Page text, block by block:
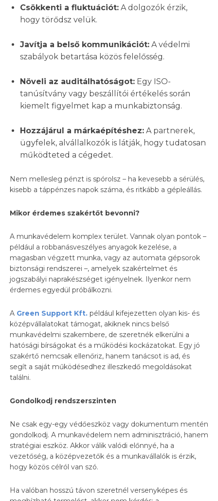
Csökkenti a fluktuációt: A dolgozók érzik,
hogy törődsz velük.
Javítja a belső kommunikációt: A védelmi
szabályok betartása közös felelősség.
Növeli az auditálhatóságot: Egy ISO-
tanúsítvány vagy beszállítói értékelés során
kiemelt figyelmet kap a munkabiztonság.
Hozzájárul a márkaépítéshez: A partnerek,
ügyfelek, alvállalkozók is látják, hogy tudatosan
működteted a cégedet.
Nem mellesleg pénzt is spórolsz – ha kevesebb a sérülés,
kisebb a táppénzes napok száma, és ritkább a gépleállás.
Mikor érdemes szakértőt bevonni?
A munkavédelem komplex terület. Vannak olyan pontok –
például a robbanásveszélyes anyagok kezelése, a
magasban végzett munka, vagy az automata gépsorok
biztonsági rendszerei –, amelyek szakértelmet és
jogszabályi naprakészséget igényelnek. Ilyenkor nem
érdemes egyedül próbálkozni.
A Green Support Kft. például kifejezetten olyan kis- és
középvállalatokat támogat, akiknek nincs belső
munkavédelmi szakembere, de szeretnék elkerülni a
hatósági bírságokat és a működési kockázatokat. Egy jó
szakértő nemcsak ellenőriz, hanem tanácsot is ad, és
segít a saját működésedhez illeszkedő megoldásokat
találni.
Gondolkodj rendszerszinten
Ne csak egy-egy védőeszköz vagy dokumentum mentén
gondolkodj. A munkavédelem nem adminisztráció, hanem
stratégiai eszköz. Akkor válik valódi előnnyé, ha a
vezetőség, a középvezetők és a munkavállalók is érzik,
hogy közös célról van szó.
Ha valóban hosszú távon szeretnél versenyképes és